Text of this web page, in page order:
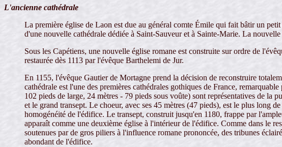
L'ancienne cathédrale
La première église de Laon est due au général comte Émile qui fait bâtir un
d'une nouvelle cathédrale dédiée à Saint-Sauveur et à Sainte-Marie. La
Sous les Capétiens, une nouvelle église romane est construite sur ordre de
restaurée dès 1113 par l'évêque Barthelemi de Jur.
En 1155, l'évêque Gautier de Mortagne prend la décision de reconstruire
cathédrale est l'une des premières cathédrales gothiques de France,
102 pieds de large, 24 mètres - 79 pieds sous voûte) sont représentatives de la
et le grand transept. Le choeur, avec ses 45 mètres (47 pieds), est le plus long
homogénéité de l'édifice. Le transept, construit jusqu'en 1180, frappe par
apparaît comme une deuxième église à l'intérieur de l'édifice. Comme dans le
soutenues par de gros piliers à l'influence romane prononcée, des tribunes
abondant de l'édifice.